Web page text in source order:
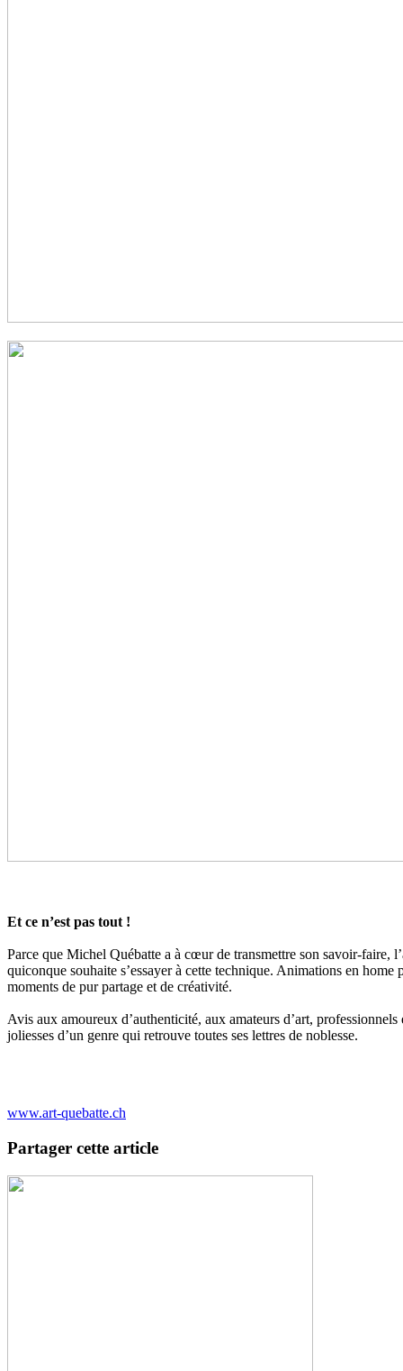
Et ce n’est pas tout !
Parce que Michel Québatte a à cœur de transmettre son savoir-faire,
quiconque souhaite s’essayer à cette technique. Animations en
moments de pur partage et de créativité.
Avis aux amoureux d’authenticité, aux amateurs d’art,
joliesses d’un genre qui retrouve toutes ses lettres de noblesse.
www.art-quebatte.ch
Partager cette article